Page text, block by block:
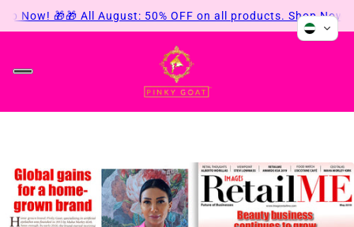
Now! 🎁🎁 All August: 50% OFF on all products. Shop Now!